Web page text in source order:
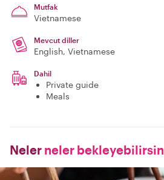
Mutfak
Vietnamese
Mevcut diller
English, Vietnamese
Dahil
Private guide
Meals
Neler neler bekleyebilirsin